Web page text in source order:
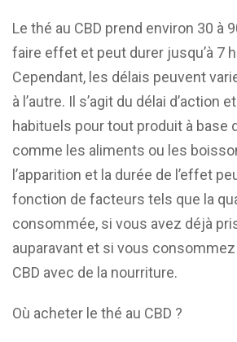
Le thé au CBD prend environ 30 à
faire effet et peut durer jusqu’à 7
Cependant, les délais peuvent
à l’autre. Il s’agit du délai d’action
habituels pour tout produit à base
comme les aliments ou les
l’apparition et la durée de l’effet
fonction de facteurs tels que la
consommée, si vous avez déjà
auparavant et si vous
CBD avec de la nourriture.
Où acheter le thé au CBD ?